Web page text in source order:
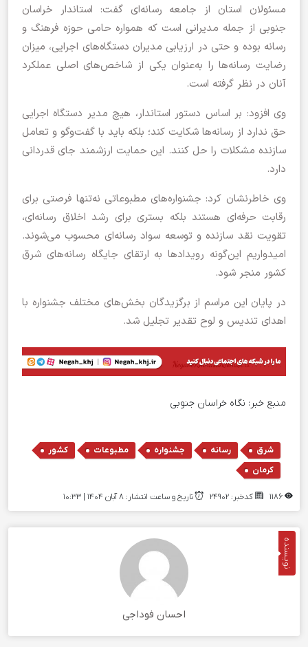
مسئولان استان از جامعه رسانه‌ای گفت: استاندار خراسان
جنوبی از جمله مدیرانی است که همواره حامی حوزه فرهنگ و
رسانه بوده و حتی در ارزیابی مدیران دستگاه‌های اجرایی، میزان
رضایت رسانه‌ها را به‌عنوان یکی از شاخص‌های اصلی عملکرد
آنان در نظر گرفته است.
وی افزود: بر اساس دستور استاندار، هیچ مدیر دستگاه اجرایی
حق ندارد از رسانه‌ها شکایت کند؛ بلکه باید با گفت‌وگو و تعامل
سازنده مشکلات را حل کنند. این حمایت ارزشمند جای قدردانی
دارد.
وی خاطرنشان کرد: جشنواره‌های مطبوعاتی نه‌تنها فرصتی برای
رقابت حرفه‌ای هستند بلکه بستری برای رشد اخلاق رسانه‌ای،
تقویت نقد سازنده و توسعه سواد رسانه‌ای محسوب می‌شوند.
امیدواریم این‌گونه رویدادها به ارتقای جایگاه رسانه‌های شرق
کشور منجر شود.
در پایان این مراسم از برگزیدگان بخش‌های مختلف جشنواره با
اهدای تندیس و لوح تقدیر تجلیل شد.
منبع خبر: نگاه خراسان جنوبی
شرق , رسانه , جشنواره , مطبوعات , کشور
کرمان
کدخبر: 24902 تاریخ و ساعت انتشار: ۸ آبان ۱۴۰۴ | 10:33
نویسنده
احسان فوداجی